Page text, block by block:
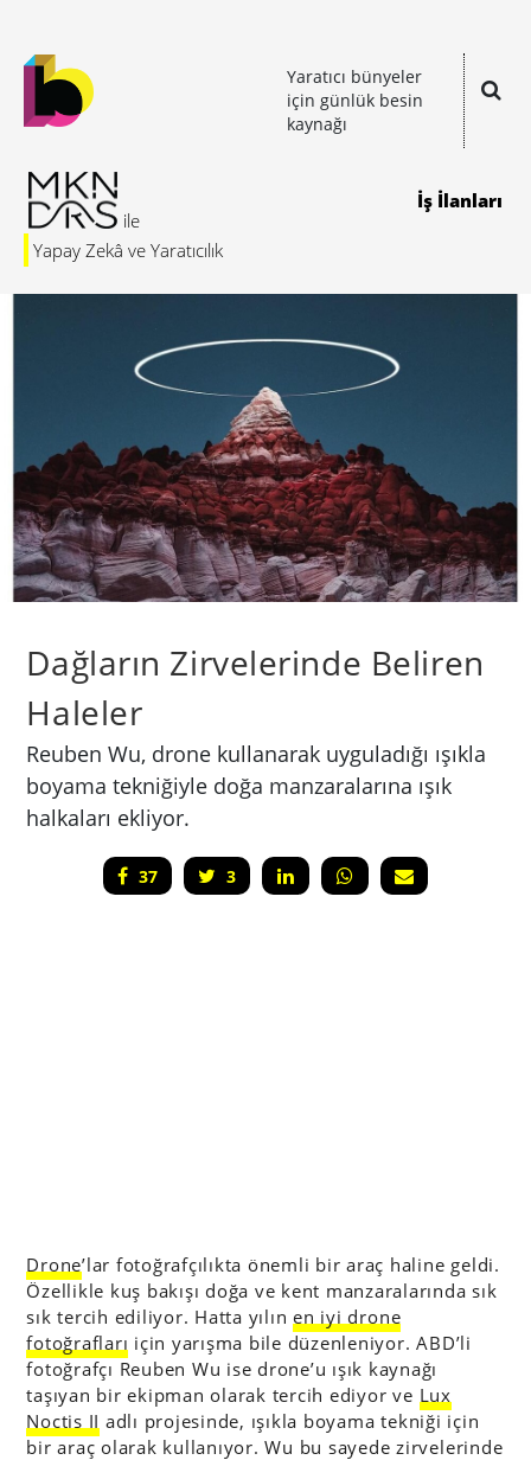
Yaratıcı bünyeler
için günlük besin
kaynağı
Yapay Zekâ ve Yaratıcılık
İş İlanları
Dağların Zirvelerinde Beliren
Haleler
Reuben Wu, drone kullanarak uyguladığı ışıkla
boyama tekniğiyle doğa manzaralarına ışık
halkaları ekliyor.
37 3
Drone’lar fotoğrafçılıkta önemli bir araç haline geldi.
Özellikle kuş bakışı doğa ve kent manzaralarında sık
sık tercih ediliyor. Hatta yılınen iyi drone
fotoğrafları için yarışma bile düzenleniyor. ABD’li
fotoğrafçı Reuben Wu ise drone’u ışık kaynağı
taşıyan bir ekipman olarak tercih ediyor ve Lux
Noctis II adlı projesinde, ışıkla boyama tekniği için
bir araç olarak kullanıyor. Wu bu sayede zirvelerinde